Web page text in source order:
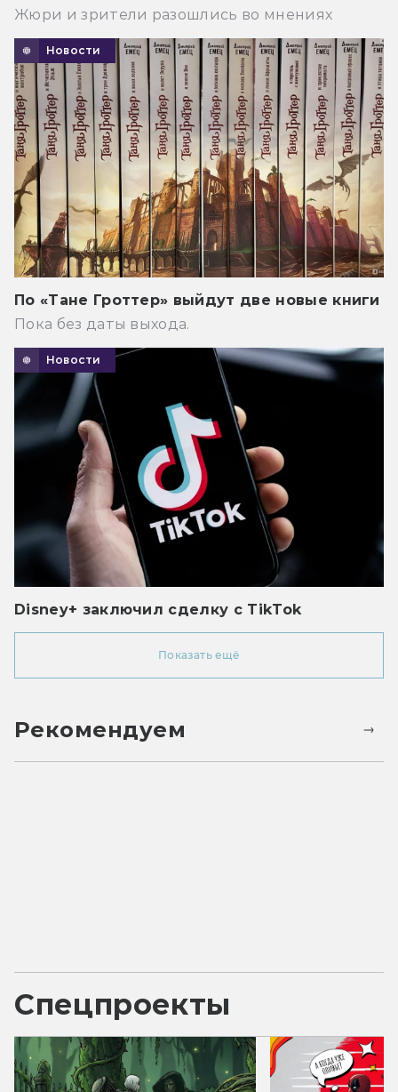
Жюри и зрители разошлись во мнениях
Новости
По «Тане Гроттер» выйдут две новые книги
Пока без даты выхода.
Новости
Disney+ заключил сделку с TikTok
Показать ещё
Рекомендуем
Спецпроекты